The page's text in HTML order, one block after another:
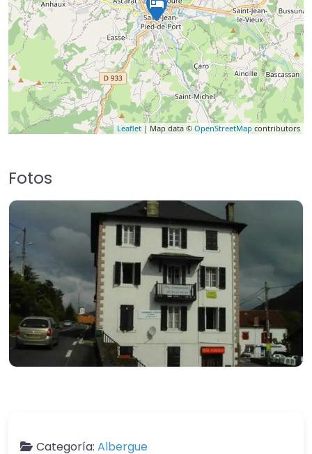
Leaflet| Map data © OpenStreetMap contributors
Fotos
Categoría: Albergue